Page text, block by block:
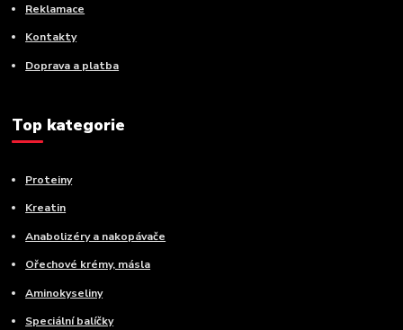
Reklamace
Kontakty
Doprava a platba
Top kategorie
Proteiny
Kreatin
Anabolizéry a nakopávače
Ořechové krémy, másla
Aminokyseliny
Speciální balíčky